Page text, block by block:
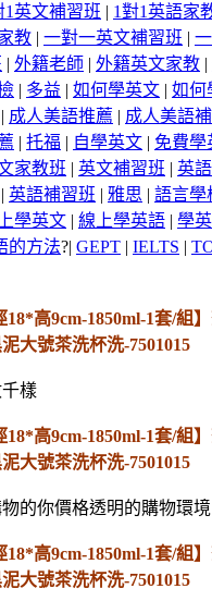
1英文補習班 | 1對1英語家
教 | 一對一英文補習班 |
| 外籍老師 | 外籍英文家教 |
| 多益 | 如何學英文 | 如何
| 成人美語推薦 | 成人美語
| 托福 | 自學英文 | 免費學
家教班 | 英文補習班 | 英
| 英語補習班 | 雅思 | 語言學
學英文 | 線上學英語 | 學
的方法?| GEPT | IELTS |
18*高9cm-1850ml-1套/組
大號茶洗杯洗-7501015
樣
18*高9cm-1850ml-1套/組
大號茶洗杯洗-7501015
的你價格透明的購物環
18*高9cm-1850ml-1套/組
大號茶洗杯洗-7501015